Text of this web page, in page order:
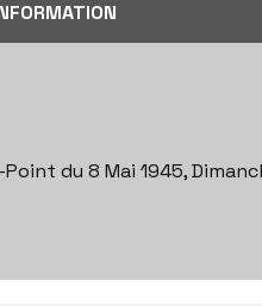
du 8 Mai 1945,